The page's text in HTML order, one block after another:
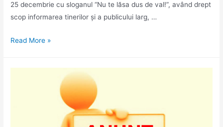
25 decembrie cu sloganul “Nu te lăsa dus de val!”, având drept
scop informarea tinerilor și a publicului larg, …
1
Read More »